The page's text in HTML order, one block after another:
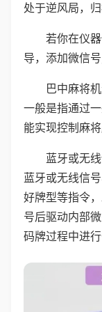
处于逆风局，
若你在仪
导，添加微信
巴中麻将
一般是指通过
能实现控制麻
蓝牙或无
蓝牙或无线信
好牌型等指令
号后驱动内部
码牌过程中进